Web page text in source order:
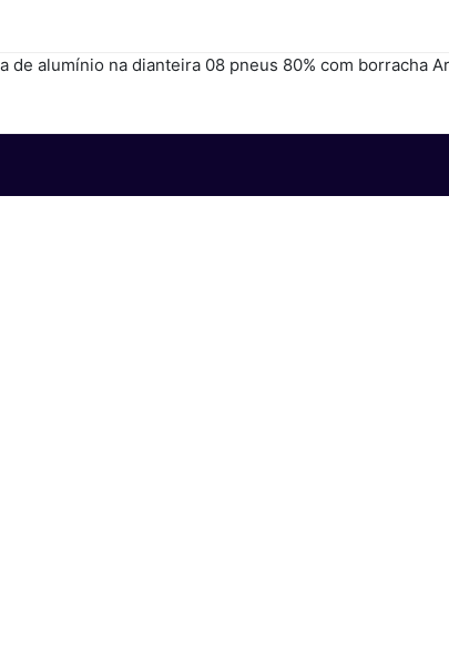
alumínio na dianteira 08 pneus 80% com borracha